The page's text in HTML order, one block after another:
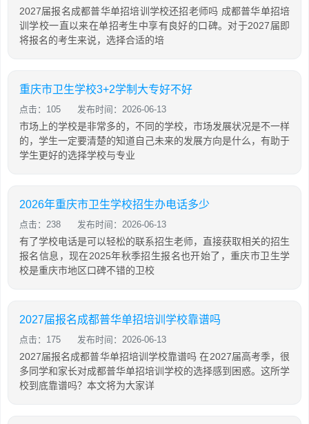
2027届报名成都普华单招培训学校还招老师吗 成都普华单招培
训学校一直以来在单招考生中享有良好的口碑。对于2027届即
将报名的考生来说，选择合适的培
重庆市卫生学校3+2学制大专好不好
点击：105 发布时间：2026-06-13
市场上的学校是非常多的，不同的学校，市场发展状况是不一样
的，学生一定要清楚的知道自己未来的发展方向是什么，有助于
学生更好的选择学校与专业
2026年重庆市卫生学校招生办电话多少
点击：238 发布时间：2026-06-13
有了学校电话是可以轻松的联系招生老师，直接获取相关的招生
报名信息，现在2025年秋季招生报名也开始了，重庆市卫生学
校是重庆市地区口碑不错的卫校
2027届报名成都普华单招培训学校靠谱吗
点击：175 发布时间：2026-06-13
2027届报名成都普华单招培训学校靠谱吗 在2027届高考季，很
多同学和家长对成都普华单招培训学校的选择感到困惑。这所学
校到底靠谱吗？本文将为大家详